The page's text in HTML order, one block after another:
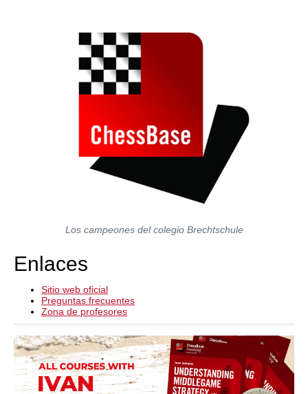
Los campeones del colegio Brechtschule
Enlaces
Sitio web oficial
Preguntas frecuentes
Zona de profesores